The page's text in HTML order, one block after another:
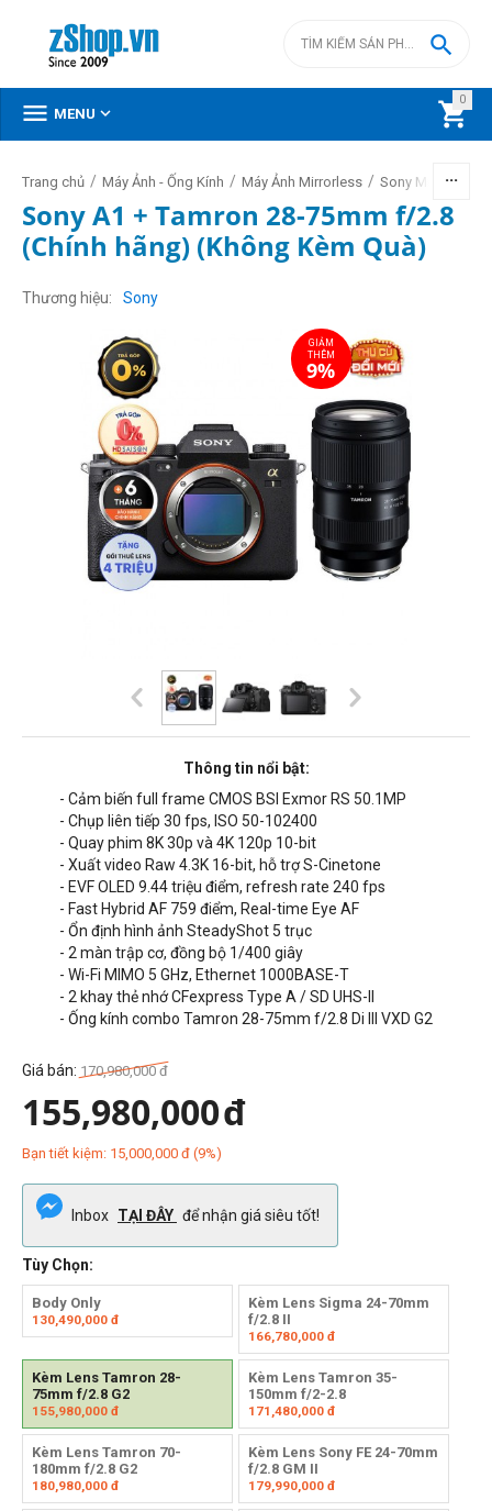
0


 MENU 
Trang chủ / Máy Ảnh - Ống Kính / Máy Ảnh Mirrorless / Sony Mirrorless
Sony A1 + Tamron 28-75mm f/2.8
(Chính hãng) (Không Kèm Quà)
Thương hiệu Sony
Thông tin nổi bật:
- Cảm biến full frame CMOS BSI Exmor RS 50.1MP
- Chụp liên tiếp 30 fps, ISO 50-102400
- Quay phim 8K 30p và 4K 120p 10-bit
- Xuất video Raw 4.3K 16-bit, hỗ trợ S-Cinetone
- EVF OLED 9.44 triệu điểm, refresh rate 240 fps
- Fast Hybrid AF 759 điểm, Real-time Eye AF
- Ổn định hình ảnh SteadyShot 5 trục
- 2 màn trập cơ, đồng bộ 1/400 giây
- Wi-Fi MIMO 5 GHz, Ethernet 1000BASE-T
- 2 khay thẻ nhớ CFexpress Type A / SD UHS-II
- Ống kính combo Tamron 28-75mm f/2.8 Di III VXD G2
Giá bán: 170,980,000 đ
155,980,000đ
Bạn tiết kiệm: 15,000,000 đ (9%)
Inbox TẠI ĐÂY để nhận giá siêu tốt!
Tùy Chọn:
Body Only
130,490,000 đ
Kèm Lens Sigma 24-70mm
f/2.8 II
166,780,000đ
Kèm Lens Tamron 28-
75mm f/2.8 G2
155,980,000 đ
Kèm Lens Tamron 35-
150mm f/2-2.8
171,480,000đ
Kèm Lens Tamron 70-
180mm f/2.8 G2
180,980,000 đ
Kèm Lens Sony FE 24-70mm
f/2.8 GM II
179,990,000đ